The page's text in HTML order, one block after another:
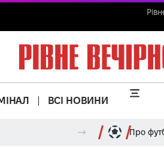
ВСІ НОВИНИ
Про